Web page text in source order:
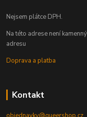
Nejsem plátce DPH.
Na této adrese není
adresu
Doprava a platba
Kontakt